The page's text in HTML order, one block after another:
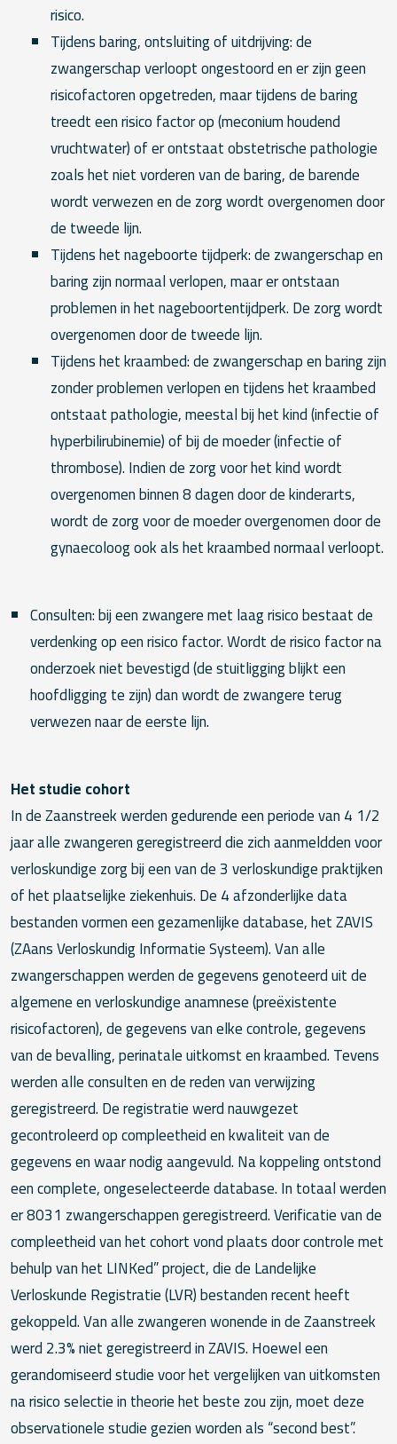
risico.
Tijdens baring, ontsluiting of uitdrijving: de
zwangerschap verloopt ongestoord en er zijn geen
risicofactoren opgetreden, maar tijdens de baring
treedt een risico factor op (meconium houdend
vruchtwater) of er ontstaat obstetrische pathologie
zoals het niet vorderen van de baring, de barende
wordt verwezen en de zorg wordt overgenomen door
de tweede lijn.
Tijdens het nageboorte tijdperk: de zwangerschap en
baring zijn normaal verlopen, maar er ontstaan
problemen in het nageboortentijdperk. De zorg wordt
overgenomen door de tweede lijn.
Tijdens het kraambed: de zwangerschap en baring zijn
zonder problemen verlopen en tijdens het kraambed
ontstaat pathologie, meestal bij het kind (infectie of
hyperbilirubinemie) of bij de moeder (infectie of
thrombose). Indien de zorg voor het kind wordt
overgenomen binnen 8 dagen door de kinderarts,
wordt de zorg voor de moeder overgenomen door de
gynaecoloog ook als het kraambed normaal verloopt.
Consulten: bij een zwangere met laag risico bestaat de
verdenking op een risico factor. Wordt de risico factor na
onderzoek niet bevestigd (de stuitligging blijkt een
hoofdligging te zijn) dan wordt de zwangere terug
verwezen naar de eerste lijn.
Het studie cohort
In de Zaanstreek werden gedurende een periode van 4 1/2
jaar alle zwangeren geregistreerd die zich aanmeldden voor
verloskundige zorg bij een van de 3 verloskundige praktijken
of het plaatselijke ziekenhuis. De 4 afzonderlijke data
bestanden vormen een gezamenlijke database, het ZAVIS
(ZAans Verloskundig Informatie Systeem). Van alle
zwangerschappen werden de gegevens genoteerd uit de
algemene en verloskundige anamnese (preëxistente
risicofactoren), de gegevens van elke controle, gegevens
van de bevalling, perinatale uitkomst en kraambed. Tevens
werden alle consulten en de reden van verwijzing
geregistreerd. De registratie werd nauwgezet
gecontroleerd op compleetheid en kwaliteit van de
gegevens en waar nodig aangevuld. Na koppeling ontstond
een complete, ongeselecteerde database. In totaal werden
er 8031 zwangerschappen geregistreerd. Verificatie van de
compleetheid van het cohort vond plaats door controle met
behulp van het LINKed” project, die de Landelijke
Verloskunde Registratie (LVR) bestanden recent heeft
gekoppeld. Van alle zwangeren wonende in de Zaanstreek
werd 2.3% niet geregistreerd in ZAVIS. Hoewel een
gerandomiseerd studie voor het vergelijken van uitkomsten
na risico selectie in theorie het beste zou zijn, moet deze
observationele studie gezien worden als “second best”.